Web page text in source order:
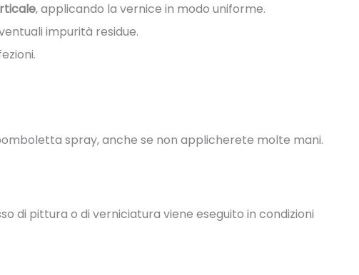
, applicando la vernice in modo uniforme.
impurità residue.
spray, anche se non applicherete molte mani.
di pittura o di verniciatura viene eseguito in condizioni